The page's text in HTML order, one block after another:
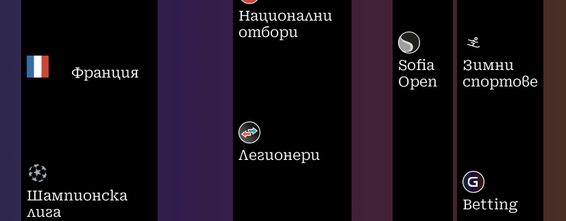
Франция
Шампионска
лига
Национални
отбори
Легионери
Sofia
Open
Зимни
спортове
Betting